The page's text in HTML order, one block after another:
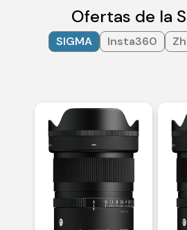
Ofertas de la
SIGMA Insta360